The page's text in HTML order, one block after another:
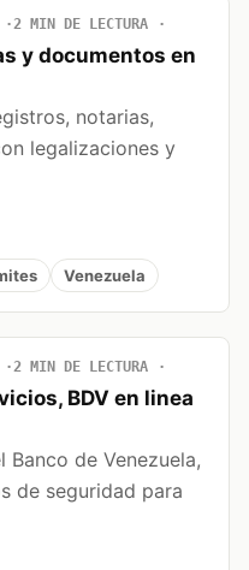
2 MIN DE LECTURA
y documentos en
notarias,
legalizaciones y
Venezuela
2 MIN DE LECTURA
BDV en linea
de Venezuela,
de seguridad para